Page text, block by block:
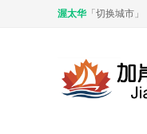
渥太华「 切换城市 」